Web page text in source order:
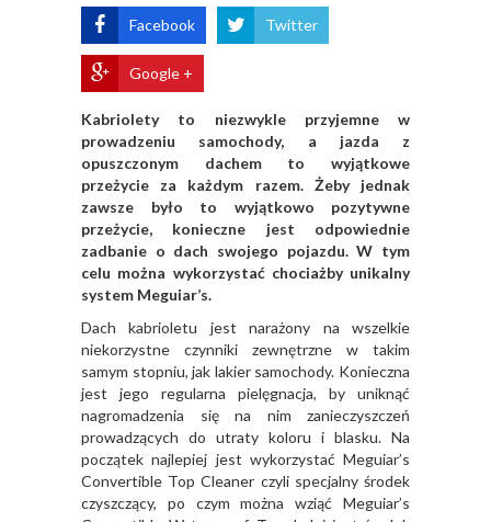
Facebook Twitter
Google +
Kabriolety to niezwykle przyjemne w
prowadzeniu samochody, a jazda z
opuszczonym dachem to wyjątkowe
przeżycie za każdym razem. Żeby jednak
zawsze było to wyjątkowo pozytywne
przeżycie, konieczne jest odpowiednie
zadbanie o dach swojego pojazdu. W tym
celu można wykorzystać chociażby unikalny
system Meguiar’s.
Dach kabrioletu jest narażony na wszelkie
niekorzystne czynniki zewnętrzne w takim
samym stopniu, jak lakier samochody. Konieczna
jest jego regularna pielęgnacja, by uniknąć
nagromadzenia się na nim zanieczyszczeń
prowadzących do utraty koloru i blasku. Na
początek najlepiej jest wykorzystać Meguiar’s
Convertible Top Cleaner czyli specjalny środek
czyszczący, po czym można wziąć Meguiar’s